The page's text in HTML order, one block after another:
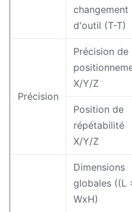
changement
d'outil (T-T)
Précision
Précision de
X/Y/Z
Position de
répétabilité
X/Y/Z
Dimensions
globales ((L
WxH)